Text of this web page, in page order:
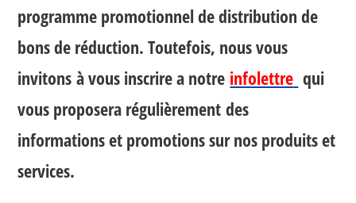
programme promotionnel de distribution de
bons de réduction. Toutefois, nous vous
invitons à vous inscrire a notre infolettre qui
vous proposera régulièrement des
informations et promotions sur nos produits et
services.